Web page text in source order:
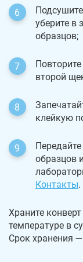
уберите в
образцов;
второй
клейкую
образцов
Контакты.
Храните
температуре в
Срок хранения